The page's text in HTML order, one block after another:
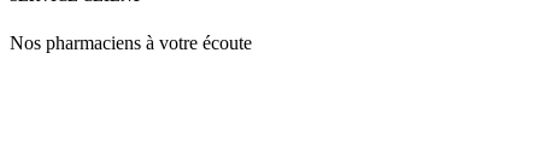
Nos pharmaciens à votre écoute